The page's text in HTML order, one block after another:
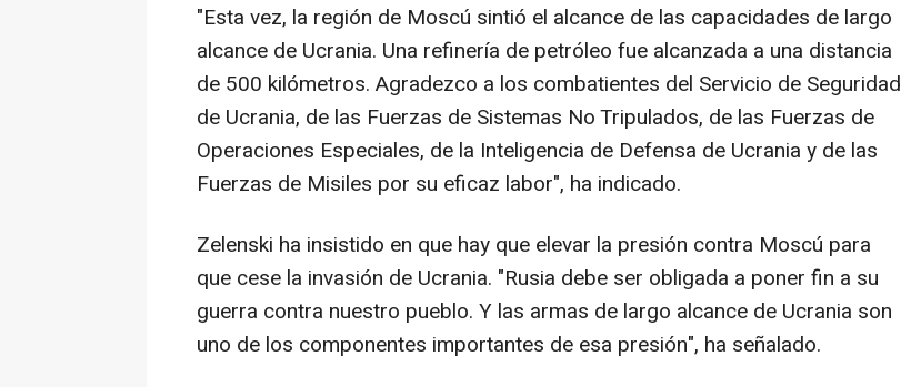
"Esta vez, la región de Moscú sintió el alcance de las capacidades de largo
alcance de Ucrania. Una refinería de petróleo fue alcanzada a una distancia
de 500 kilómetros. Agradezco a los combatientes del Servicio de Seguridad
de Ucrania, de las Fuerzas de Sistemas No Tripulados, de las Fuerzas de
Operaciones Especiales, de la Inteligencia de Defensa de Ucrania y de las
Fuerzas de Misiles por su eficaz labor", ha indicado.
Zelenski ha insistido en que hay que elevar la presión contra Moscú para
que cese la invasión de Ucrania. "Rusia debe ser obligada a poner fin a su
guerra contra nuestro pueblo. Y las armas de largo alcance de Ucrania son
uno de los componentes importantes de esa presión", ha señalado.